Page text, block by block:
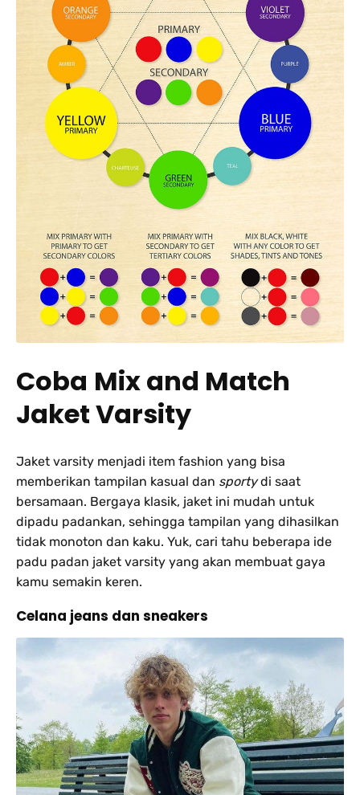
Coba Mix and Match
Jaket Varsity
Jaket varsity menjadi item fashion yang bisa
memberikan tampilan kasual dan sportydi saat
bersamaan. Bergaya klasik, jaket ini mudah untuk
dipadu padankan, sehingga tampilan yang dihasilkan
tidak monoton dan kaku. Yuk, cari tahu beberapa ide
padu padan jaket varsity yang akan membuat gaya
kamu semakin keren.
Celana jeans dan sneakers